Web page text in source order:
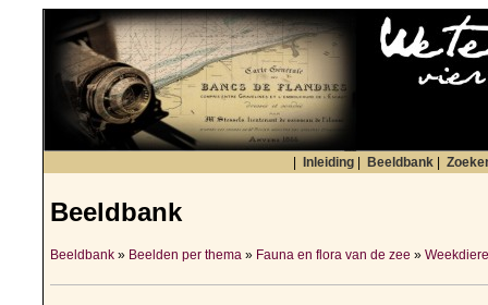
Inleiding Beeldbank
Beeldbank
Beeldbank » Beelden per thema » Fauna en flora van de zee »